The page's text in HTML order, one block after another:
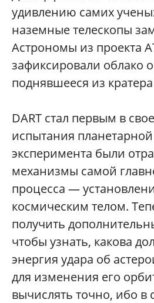
удивлению самих
наземные телескопы
Астрономы из проекта
зафиксировали облако
поднявшееся из
DART стал первым в
испытания
эксперимента были
механизмы самой
процесса —
космическим телом.
получить
чтобы узнать, какова
энергия удара об
для изменения его
вычислять точно, ибо в